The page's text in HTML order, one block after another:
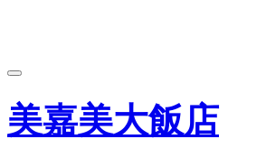
美嘉美大飯店